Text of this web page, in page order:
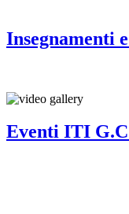
Insegnamenti
Eventi ITI